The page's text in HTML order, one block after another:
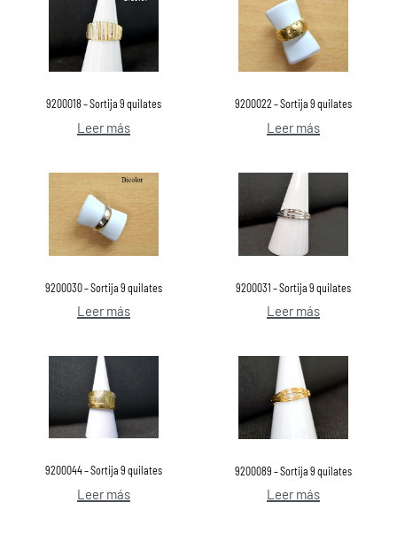
9200018 – Sortija 9 quilates
Leer más
9200022 – Sortija 9 quilates
Leer más
9200030 – Sortija 9 quilates
Leer más
9200031 – Sortija 9 quilates
Leer más
9200044 – Sortija 9 quilates
Leer más
9200089 – Sortija 9 quilates
Leer más